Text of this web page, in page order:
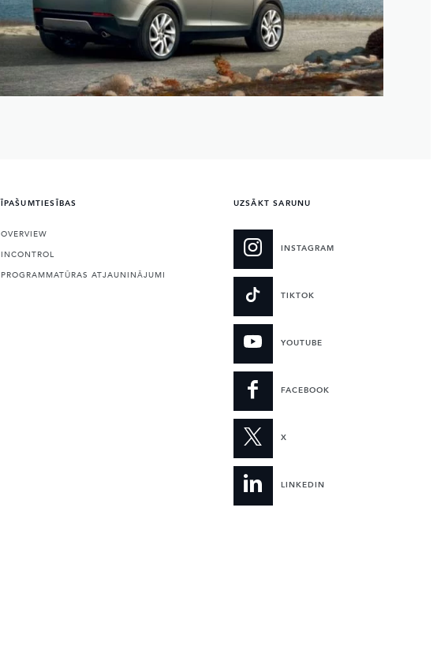
ĪPAŠUMTIESĪBAS
OVERVIEW
INCONTROL
PROGRAMMATŪRAS ATJAUNINĀJUMI
UZSĀKT SARUNU
INSTAGRAM
TIKTOK
YOUTUBE
FACEBOOK
X
LINKEDIN